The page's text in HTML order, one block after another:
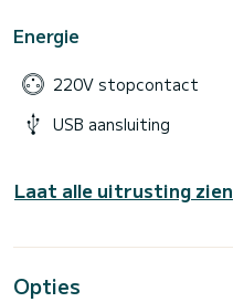
Energie
220V stopcontact
USB aansluiting
Laat alle uitrusting zien
Opties